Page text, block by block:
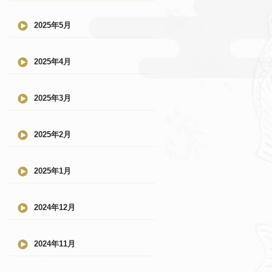
2025年5月
2025年4月
2025年3月
2025年2月
2025年1月
2024年12月
2024年11月